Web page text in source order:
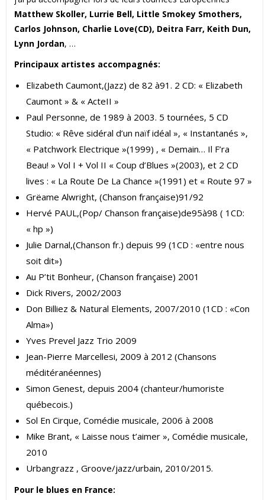
Matthew Skoller, Lurrie Bell, Little Smokey Smothers,
Carlos Johnson, Charlie Love(CD), Deitra Farr, Keith Dun,
Lynn Jordan, …
Principaux artistes accompagnés:
Elizabeth Caumont,(Jazz) de 82 à91. 2 CD: « Elizabeth
Caumont » & « ActeII »
Paul Personne, de 1989 à 2003. 5 tournées, 5 CD
Studio: « Rêve sidéral d’un naïf idéal », « Instantanés »,
« Patchwork Electrique »(1999) , « Demain… Il F’ra
Beau! » Vol I + Vol II « Coup d’Blues »(2003), et 2 CD
lives : « La Route De La Chance »(1991) et « Route 97 »
Grëame Alwright, (Chanson française)91/92
Hervé PAUL,(Pop/ Chanson française)de95à98 ( 1CD:
« hp »)
Julie Darnal,(Chanson fr.) depuis 99 (1CD : «entre nous
soit dit»)
Au P’tit Bonheur, (Chanson française) 2001
Dick Rivers, 2002/2003
Don Billiez & Natural Elements, 2007/2010 (1CD : «Con
Alma»)
Yves Prevel Jazz Trio 2009
Jean-Pierre Marcellesi, 2009 à 2012 (Chansons
méditéranéennes)
Simon Genest, depuis 2004 (chanteur/humoriste
québecois.)
Sol En Cirque, Comédie musicale, 2006 à 2008
Mike Brant, « Laisse nous t’aimer », Comédie musicale,
2010
Urbangrazz , Groove/jazz/urbain, 2010/2015.
Pour le blues en France: